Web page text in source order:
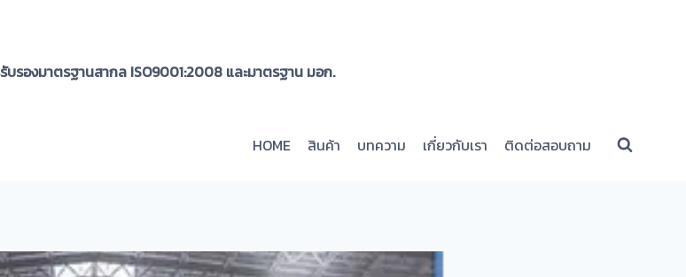
องมาตรฐานสากล ISO9001:2008 และมาตรฐาน มอก.
HOME สินค้า บทความ เกี่ยวกับเรา ติดต่อสอบถาม